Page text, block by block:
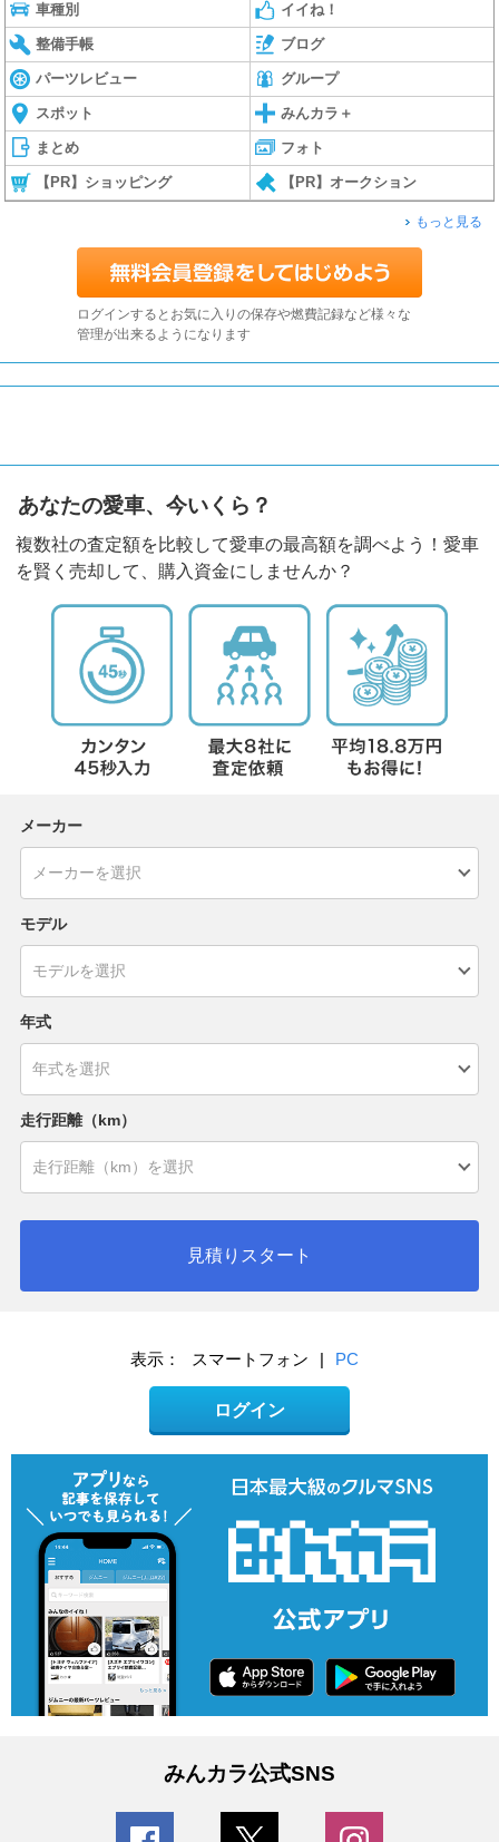
車種別 イイね！
整備手帳 ブログ
パーツレビュー グループ
スポット みんカラ＋
まとめ フォト
【PR】ショッピング 【PR】オークション
もっと見る
ログインするとお気に入りの保存や燃費記録など様々な
管理が出来るようになります
あなたの愛車、今いくら？
複数社の査定額を比較して愛車の最高額を調べよう！愛車
を賢く売却して、購入資金にしませんか？
メーカー
モデル
年式
走行距離（km）
見積りスタート
表示： スマートフォン | PC
ログイン
みんカラ公式SNS